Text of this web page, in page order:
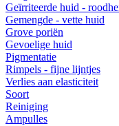
Geïrriteerde huid -
Gemengde - vette huid
Grove poriën
Gevoelige huid
Pigmentatie
Rimpels - fijne lijntjes
Verlies aan elasticiteit
Soort
Reiniging
Ampulles